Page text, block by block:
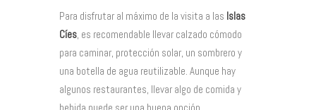
Para disfrutar al máximo de la visita a las Islas
Cíes , es recomendable llevar calzado cómodo
para caminar, protección solar, un sombrero y
una botella de agua reutilizable. Aunque hay
algunos restaurantes, llevar algo de comida y
bebida puede ser una buena opción,